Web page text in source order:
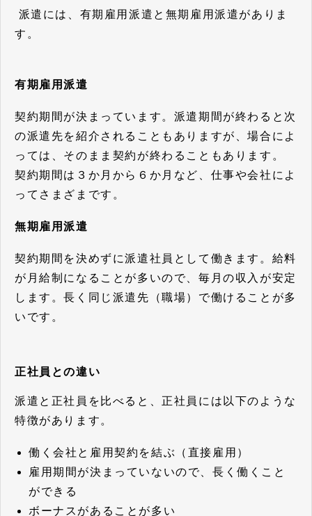
派遣には、有期雇用派遣と無期雇用派遣がありま
す。
有期雇用派遣
契約期間が決まっています。派遣期間が終わると次
の派遣先を紹介されることもありますが、場合によ
っては、そのまま契約が終わることもあります。
契約期間は３か月から６か月など、仕事や会社によ
ってさまざまです。
無期雇用派遣
契約期間を決めずに派遣社員として働きます。給料
が月給制になることが多いので、毎月の収入が安定
します。長く同じ派遣先（職場）で働けることが多
いです。
正社員との違い
派遣と正社員を比べると、正社員には以下のような
特徴があります。
働く会社と雇用契約を結ぶ（直接雇用）
雇用期間が決まっていないので、長く働くこと
ができる
ボーナスがあることが多い